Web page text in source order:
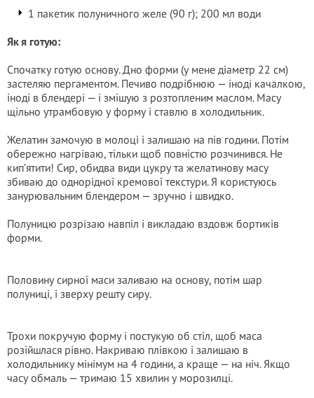
1 пакетик полуничного желе (90 г); 200 мл води
Як я готую:
Спочатку готую основу. Дно форми (у мене діаметр 22 см)
застеляю пергаментом. Печиво подрібнюю — іноді качалкою,
іноді в блендері — і змішую з розтопленим маслом. Масу
щільно утрамбовую у форму і ставлю в холодильник.
Желатин замочую в молоці і залишаю на пів години. Потім
обережно нагріваю, тільки щоб повністю розчинився. Не
кип’ятити! Сир, обидва види цукру та желатинову масу
збиваю до однорідної кремової текстури. Я користуюсь
занурювальним блендером — зручно і швидко.
Полуницю розрізаю навпіл і викладаю вздовж бортиків
форми.
Половину сирної маси заливаю на основу, потім шар
полуниці, і зверху решту сиру.
Трохи покручую форму і постукую об стіл, щоб маса
розійшлася рівно. Накриваю плівкою і залишаю в
холодильнику мінімум на 4 години, а краще — на ніч. Якщо
часу обмаль — тримаю 15 хвилин у морозилці.